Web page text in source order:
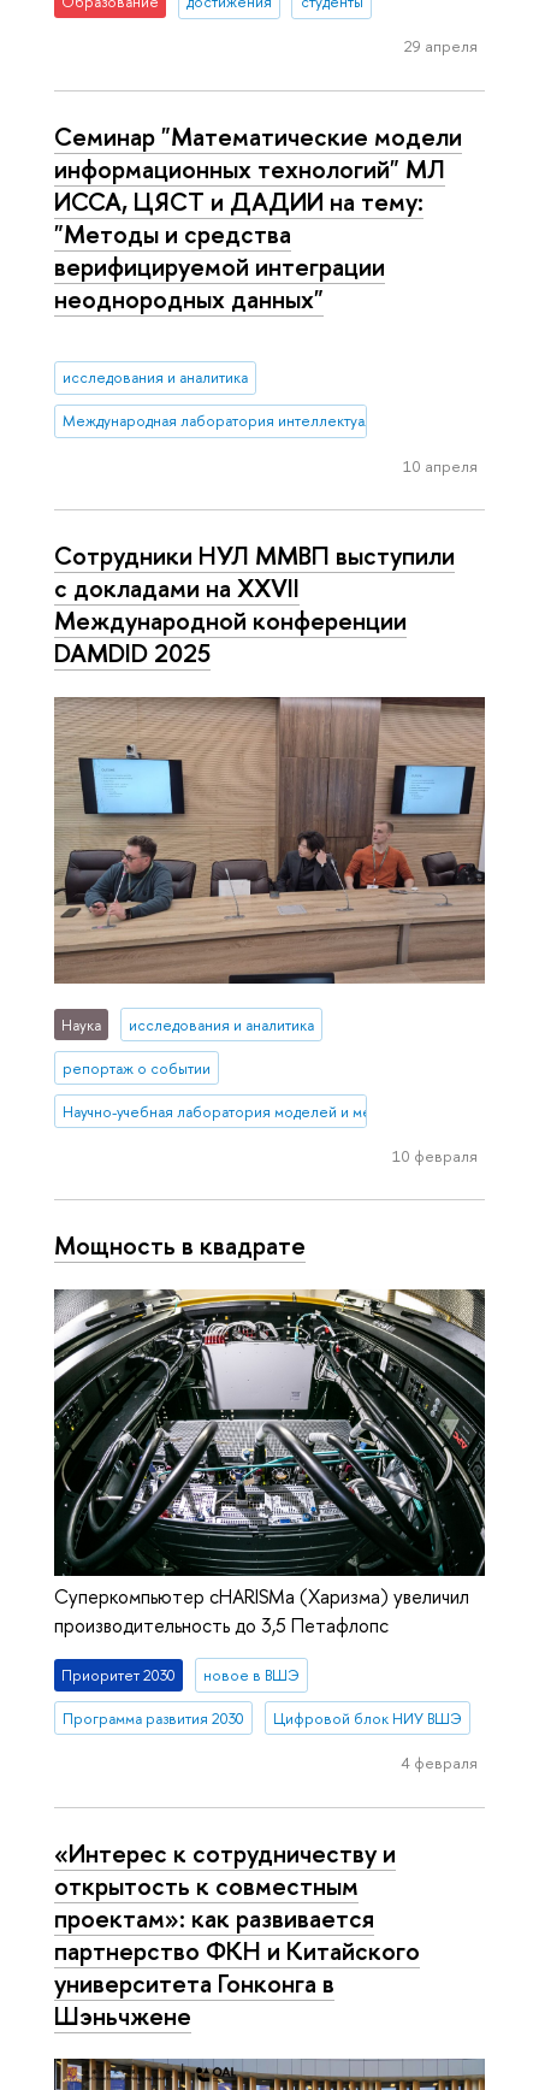
29 апреля
Семинар "Математические модели
информационных технологий" МЛ
ИССА, ЦЯСТ и ДАДИИ на тему:
"Методы и средства
верифицируемой интеграции
неоднородных данных"
исследования и аналитика
Международная лаборатория интеллектуальных систем и
10 апреля
Сотрудники НУЛ ММВП выступили
с докладами на XXVII
Международной конференции
DAMDID 2025
Наука исследования и аналитика
репортаж о событии
Научно-учебная лаборатория моделей и методов вычислительной
10 февраля
Мощность в квадрате
Суперкомпьютер cHARISMa (Харизма) увеличил
производительность до 3,5 Петафлопс
Приоритет 2030 новое в ВШЭ
Программа развития 2030 Цифровой блок НИУ ВШЭ
4 февраля
«Интерес к сотрудничеству и
открытость к совместным
проектам»: как развивается
партнерство ФКН и Китайского
университета Гонконга в
Шэньчжене